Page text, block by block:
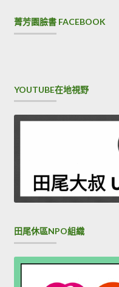
菁芳園臉書 FACEBOOK
YOUTUBE在地視野
田尾休區NPO組織